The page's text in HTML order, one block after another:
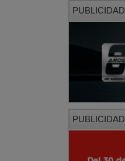
PUBLICIDAD
PUBLICIDAD